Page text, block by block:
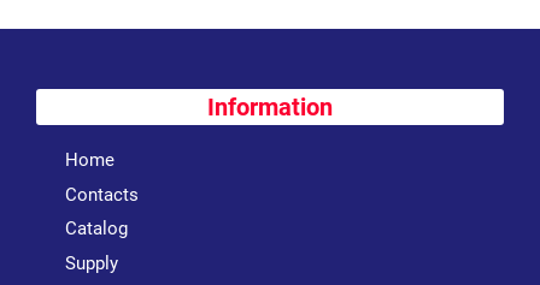
Information
Home
Contacts
Catalog
Supply